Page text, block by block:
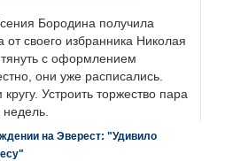
Бородина получила
своего избранника Николая
с оформлением
они уже расписались.
Устроить торжество пара
недель.
на Эверест: "Удивило